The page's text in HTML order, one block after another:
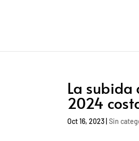
La subida
2024
Oct 16, 2023 |Sin